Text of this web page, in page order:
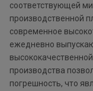
соответствующей
производственной
современное
ежедневно
производства
погрешность, что